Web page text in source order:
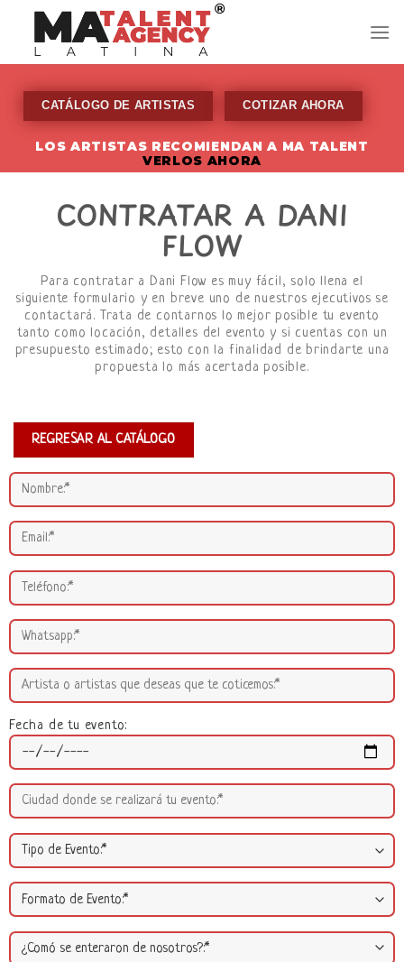
content
CATÁLOGO DE ARTISTAS COTIZAR AHORA
LOS ARTISTAS RECOMIENDAN A MA TALENT
VERLOS AHORA
CONTRATAR A DANI
FLOW
Para contratar a Dani Flow es muy fácil, solo llena el
siguiente formulario y en breve uno de nuestros ejecutivos se
contactará. Trata de contarnos lo mejor posible tu evento
tanto como locación, detalles del evento y si cuentas con un
presupuesto estimado; esto con la finalidad de brindarte una
propuesta lo más acertada posible.
REGRESAR AL CATÁLOGO
Fecha de tu evento: